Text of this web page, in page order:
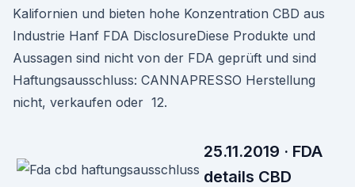
Kalifornien und bieten hohe Konzentration CBD aus
Industrie Hanf FDA DisclosureDiese Produkte und
Aussagen sind nicht von der FDA geprüft und sind
Haftungsausschluss: CANNAPRESSO Herstellung
nicht, verkaufen oder 12.
25.11.2019 · FDA
details CBD